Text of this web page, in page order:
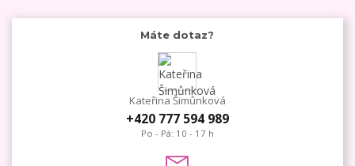
Máte dotaz?
Kateřina Šimůnková
+420 777 594 989
Po - Pá: 10 - 17 h